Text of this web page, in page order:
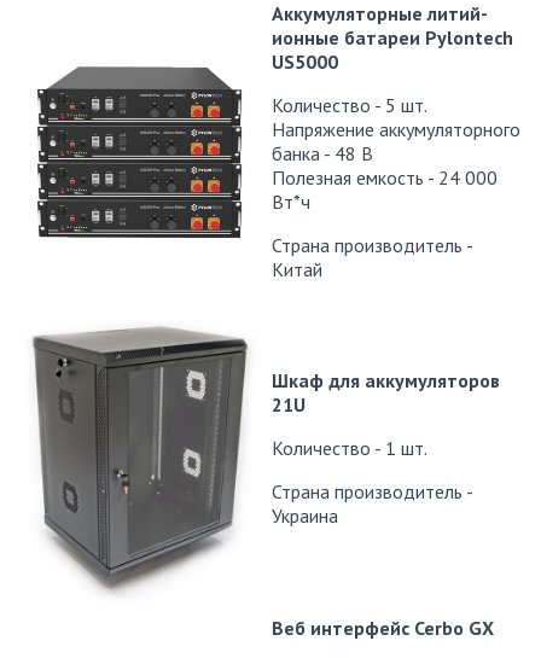
Аккумуляторные литий-
ионные батареи Pylontech
US5000
Количество - 5 шт.
Напряжение аккумуляторного
банка - 48 В
Полезная емкость - 24 000
Вт*ч
Страна производитель -
Китай
Шкаф для аккумуляторов
21U
Количество - 1 шт.
Страна производитель -
Украина
Веб интерфейс Cerbo GX